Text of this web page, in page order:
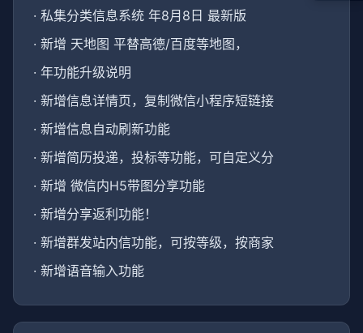
· 私集分类信息系统 年8月8日 最新版
· 新增 天地图 平替高德/百度等地图，
· 年功能升级说明
· 新增信息详情页，复制微信小程序短链接
· 新增信息自动刷新功能
· 新增简历投递，投标等功能，可自定义分
· 新增 微信内H5带图分享功能
· 新增分享返利功能！
· 新增群发站内信功能，可按等级，按商家
· 新增语音输入功能